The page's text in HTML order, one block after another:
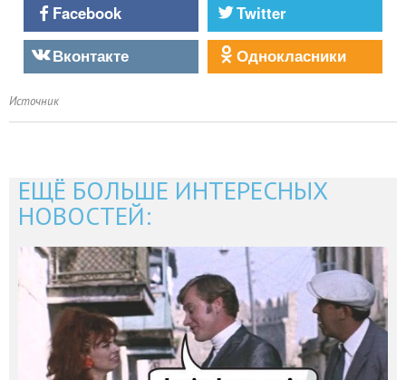
Facebook
Twitter
Вконтакте
Однокласники
Источник
ЕЩЁ БОЛЬШЕ ИНТЕРЕСНЫХ
НОВОСТЕЙ: